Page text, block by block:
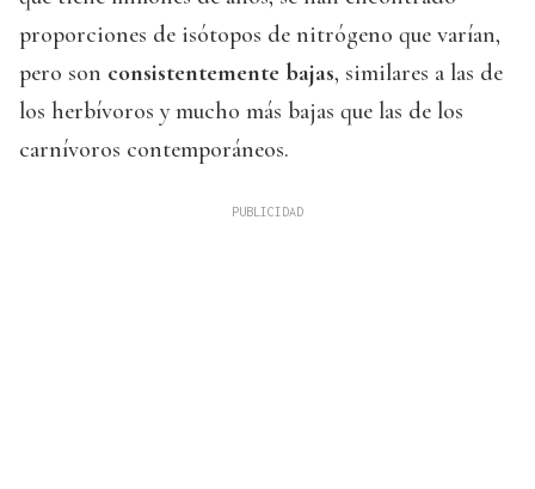
proporciones de isótopos de nitrógeno que varían,
pero son consistentemente bajas, similares a las de
los herbívoros y mucho más bajas que las de los
carnívoros contemporáneos.